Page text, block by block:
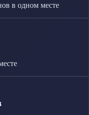
в одном месте